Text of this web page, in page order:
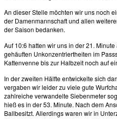
An dieser Stelle möchten wir uns noch
der Damenmannschaft und allen
der Saison bedanken.
Auf 10:6 hatten wir uns in der 21.
gehäuften Unkonzentriertheiten im
Kattenvenne bis zur Halbzeit noch auf
In der zweiten Hälfte entwickelte sich
vergaben wir leider zu viele gute
zahlreiche verwandelte Siebenmeter
hieß es in der 53. Minute. Nach dem
Ballbesitzt. Allerdings waren wir in